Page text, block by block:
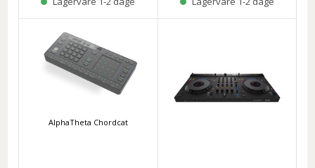
AlphaTheta Chordcat